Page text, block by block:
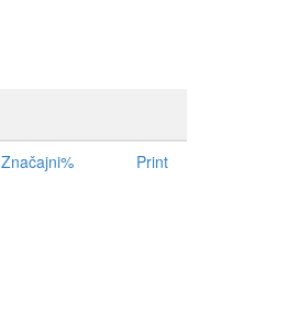
Značajni% Print